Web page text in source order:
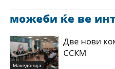
можеби ќе ве
Македонија
Две нови
ССКМ